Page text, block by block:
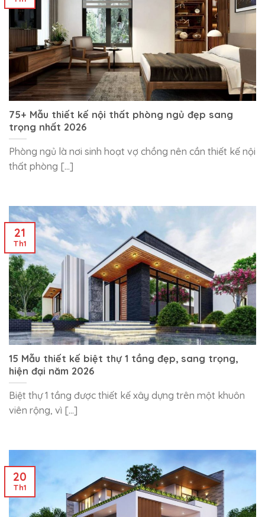
75+ Mẫu thiết kế nội thất phòng ngủ đẹp sang
trọng nhất 2026
Phòng ngủ là nơi sinh hoạt vợ chồng nên cần thiết kế nội
thất phòng [...]
15 Mẫu thiết kế biệt thự 1 tầng đẹp, sang trọng,
hiện đại năm 2026
Biệt thự 1 tầng được thiết kế xây dựng trên một khuôn
viên rộng, vì [...]
21
Th1
20
Th1